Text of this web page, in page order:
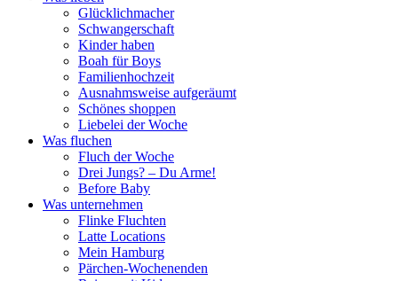
Glücklichmacher
Schwangerschaft
Kinder haben
Boah für Boys
Familienhochzeit
Ausnahmsweise aufgeräumt
Schönes shoppen
Liebelei der Woche
Was fluchen
Fluch der Woche
Drei Jungs? – Du Arme!
Before Baby
Was unternehmen
Flinke Fluchten
Latte Locations
Mein Hamburg
Pärchen-Wochenenden